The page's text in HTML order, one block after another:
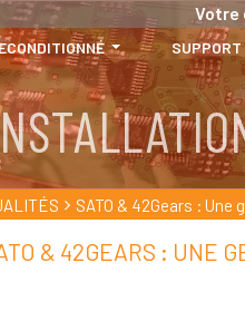
Votre
SUPPORT
SATO & 42Gears :
& 42GEARS : UNE